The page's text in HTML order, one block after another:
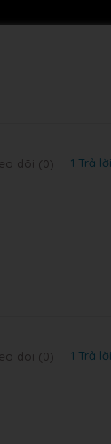
dõi (0) 1 Trả lời
dõi (0) 1 Trả lời